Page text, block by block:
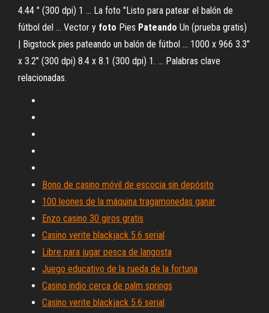
4.44 " (300 dpi) 1 ... La foto "Listo para patear el balón de
fútbol del ... Vector y foto Pies Pateando Un (prueba gratis)
| Bigstock pies pateando un balón de fútbol ... 1000 x 966 3.3"
x 3.2" (300 dpi) 8.4 x 8.1 (300 dpi) 1. ... Palabras clave
relacionadas.
Bono de casino móvil de escocia sin depósito
100 leones de la máquina tragamonedas ganar
Enzo casino 30 giros gratis
Casino verite blackjack 5.6 serial
Libre para jugar pesca de langosta
Juego educativo de la rueda de la fortuna
Casino indio cerca de palm springs
Casino verite blackjack 5.6 serial